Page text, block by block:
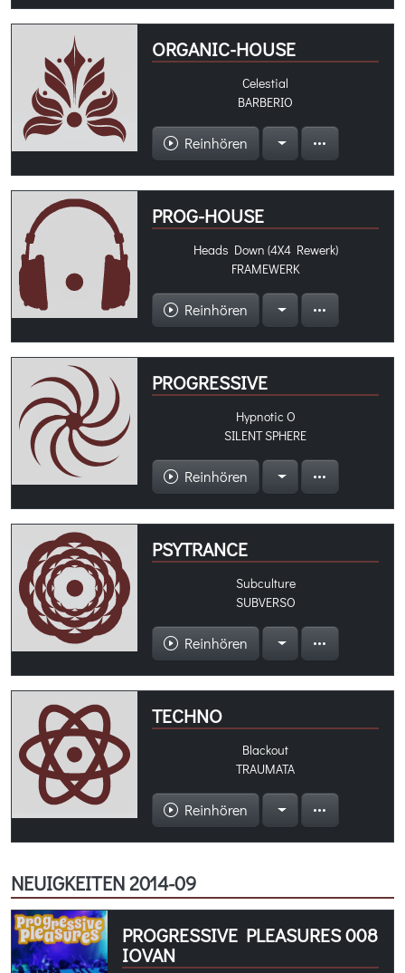
ORGANIC-HOUSE
Celestial
BARBERIO
Reinhören
PROG-HOUSE
Heads Down (4X4 Rewerk)
FRAMEWERK
Reinhören
PROGRESSIVE
Hypnotic O
SILENT SPHERE
Reinhören
PSYTRANCE
Subculture
SUBVERSO
Reinhören
TECHNO
Blackout
TRAUMATA
Reinhören
NEUIGKEITEN 2014-09
PROGRESSIVE PLEASURES 008
IOVAN